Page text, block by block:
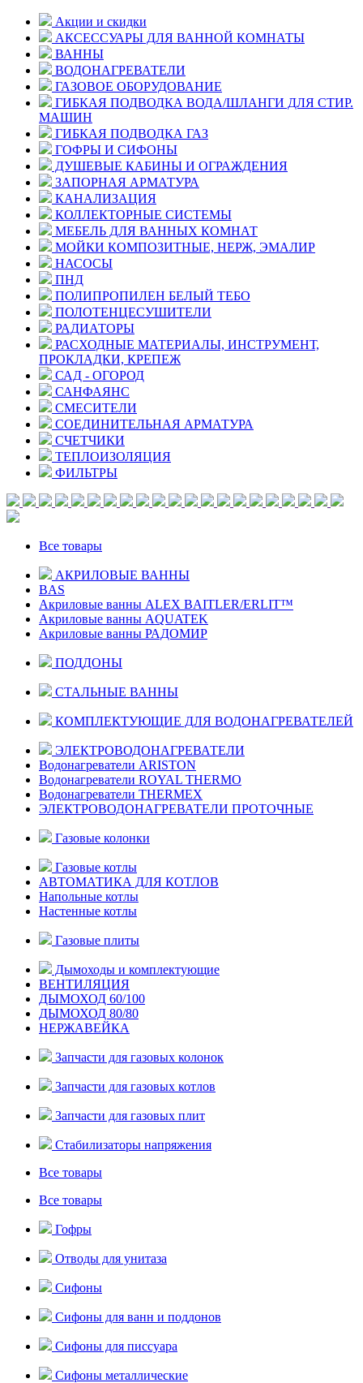
Акции и скидки
АКСЕССУАРЫ ДЛЯ ВАННОЙ КОМНАТЫ
ВАННЫ
ВОДОНАГРЕВАТЕЛИ
ГАЗОВОЕ ОБОРУДОВАНИЕ
ГИБКАЯ ПОДВОДКА ВОДА/ШЛАНГИ ДЛЯ СТИР.
МАШИН
ГИБКАЯ ПОДВОДКА ГАЗ
ГОФРЫ И СИФОНЫ
ДУШЕВЫЕ КАБИНЫ И ОГРАЖДЕНИЯ
ЗАПОРНАЯ АРМАТУРА
КАНАЛИЗАЦИЯ
КОЛЛЕКТОРНЫЕ СИСТЕМЫ
МЕБЕЛЬ ДЛЯ ВАННЫХ КОМНАТ
МОЙКИ КОМПОЗИТНЫЕ, НЕРЖ, ЭМАЛИР
НАСОСЫ
ПНД
ПОЛИПРОПИЛЕН БЕЛЫЙ ТЕБО
ПОЛОТЕНЦЕСУШИТЕЛИ
РАДИАТОРЫ
РАСХОДНЫЕ МАТЕРИАЛЫ, ИНСТРУМЕНТ,
ПРОКЛАДКИ, КРЕПЕЖ
САД - ОГОРОД
САНФАЯНС
СМЕСИТЕЛИ
СОЕДИНИТЕЛЬНАЯ АРМАТУРА
СЧЕТЧИКИ
ТЕПЛОИЗОЛЯЦИЯ
ФИЛЬТРЫ
Все товары
АКРИЛОВЫЕ ВАННЫ
BAS
Акриловые ванны ALEX BAITLER/ERLIT™
Акриловые ванны AQUATEK
Акриловые ванны РАДОМИР
ПОДДОНЫ
СТАЛЬНЫЕ ВАННЫ
КОМПЛЕКТУЮЩИЕ ДЛЯ ВОДОНАГРЕВАТЕЛЕЙ
ЭЛЕКТРОВОДОНАГРЕВАТЕЛИ
Водонагреватели ARISTON
Водонагреватели ROYAL THERMO
Водонагреватели THERMEX
ЭЛЕКТРОВОДОНАГРЕВАТЕЛИ ПРОТОЧНЫЕ
Газовые колонки
Газовые котлы
АВТОМАТИКА ДЛЯ КОТЛОВ
Напольные котлы
Настенные котлы
Газовые плиты
Дымоходы и комплектующие
ВЕНТИЛЯЦИЯ
ДЫМОХОД 60/100
ДЫМОХОД 80/80
НЕРЖАВЕЙКА
Запчасти для газовых колонок
Запчасти для газовых котлов
Запчасти для газовых плит
Стабилизаторы напряжения
Все товары
Все товары
Гофры
Отводы для унитаза
Сифоны
Сифоны для ванн и поддонов
Сифоны для писсуара
Сифоны металлические